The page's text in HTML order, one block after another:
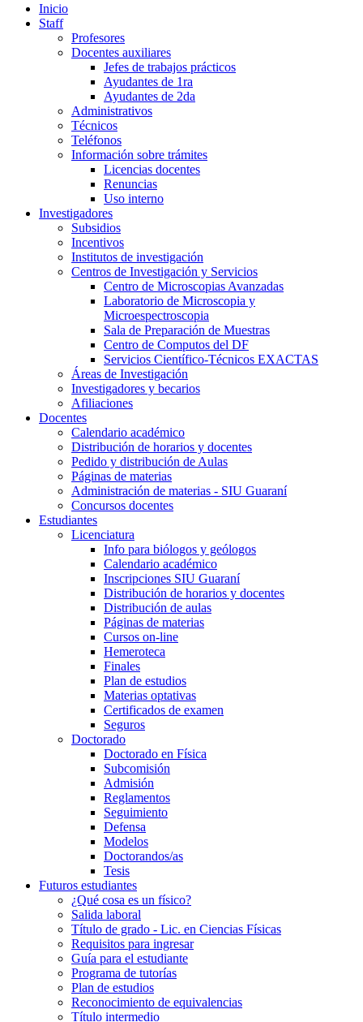
Inicio
Staff
Profesores
Docentes auxiliares
Jefes de trabajos prácticos
Ayudantes de 1ra
Ayudantes de 2da
Administrativos
Técnicos
Teléfonos
Información sobre trámites
Licencias docentes
Renuncias
Uso interno
Investigadores
Subsidios
Incentivos
Institutos de investigación
Centros de Investigación y Servicios
Centro de Microscopias Avanzadas
Laboratorio de Microscopia y
Microespectroscopia
Sala de Preparación de Muestras
Centro de Computos del DF
Servicios Científico-Técnicos EXACTAS
Áreas de Investigación
Investigadores y becarios
Afiliaciones
Docentes
Calendario académico
Distribución de horarios y docentes
Pedido y distribución de Aulas
Páginas de materias
Administración de materias - SIU Guaraní
Concursos docentes
Estudiantes
Licenciatura
Info para biólogos y geólogos
Calendario académico
Inscripciones SIU Guaraní
Distribución de horarios y docentes
Distribución de aulas
Páginas de materias
Cursos on-line
Hemeroteca
Finales
Plan de estudios
Materias optativas
Certificados de examen
Seguros
Doctorado
Doctorado en Física
Subcomisión
Admisión
Reglamentos
Seguimiento
Defensa
Modelos
Doctorandos/as
Tesis
Futuros estudiantes
¿Qué cosa es un físico?
Salida laboral
Título de grado - Lic. en Ciencias Físicas
Requisitos para ingresar
Guía para el estudiante
Programa de tutorías
Plan de estudios
Reconocimiento de equivalencias
Título intermedio